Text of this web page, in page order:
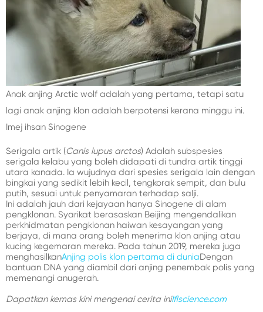
Anak anjing Arctic wolf adalah yang pertama, tetapi satu
lagi anak anjing klon adalah berpotensi kerana minggu ini.
Imej ihsan Sinogene
Serigala artik (Canis lupus arctos) Adalah subspesies
serigala kelabu yang boleh didapati di tundra artik tinggi
utara kanada. Ia wujudnya dari spesies serigala lain dengan
bingkai yang sedikit lebih kecil, tengkorak sempit, dan bulu
putih, sesuai untuk penyamaran terhadap salji.
Ini adalah jauh dari kejayaan hanya Sinogene di alam
pengklonan. Syarikat berasaskan Beijing mengendalikan
perkhidmatan pengklonan haiwan kesayangan yang
berjaya, di mana orang boleh menerima klon anjing atau
kucing kegemaran mereka. Pada tahun 2019, mereka juga
menghasilkanAnjing polis klon pertama di duniaDengan
bantuan DNA yang diambil dari anjing penembak polis yang
memenangi anugerah.
Dapatkan kemas kini mengenai cerita iniIflscience.com